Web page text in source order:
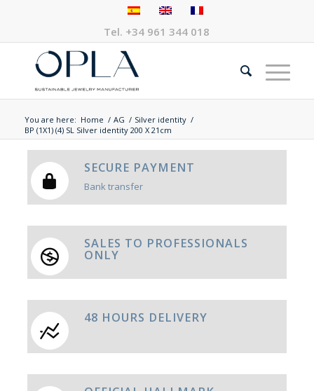
Tel. +34 961 344 018
You are here: Home / AG / Silver identity /
BP (1X1) (4) SL Silver identity 200 X 21cm
SECURE PAYMENT
Bank transfer
SALES TO PROFESSIONALS
ONLY
48 HOURS DELIVERY